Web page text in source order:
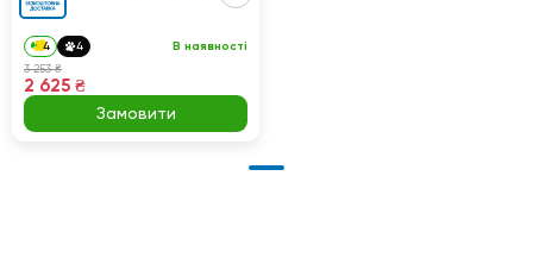
4 4 В наявності
3 253 ₴
2 625 ₴
Замовити